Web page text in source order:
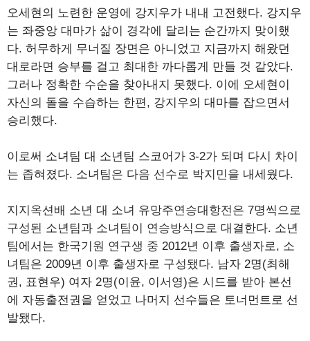
오세현의 노련한 운영에 강지우가 내내 고전했다. 강지우
는 좌중앙 대마가 삶이 경각에 달리는 순간까지 맞이했
다. 허무하게 무너질 장면은 아니었고 지금까지 해왔던
대로라면 승부를 걸고 최대한 까다롭게 만들 것 같았다.
그러나 정확한 수순을 찾아내지 못했다. 이에 오세현이
자신의 돌을 수습하는 한편, 강지우의 대마를 잡으면서
승리했다.
이로써 소녀팀 대 소년팀 스코어가 3-2가 되며 다시 차이
는 좁혀졌다. 소녀팀은 다음 선수로 박지민을 내세웠다.
지지옥션배 소년 대 소녀 유망주연승대항전은 7명씩으로
구성된 소년팀과 소녀팀이 연승방식으로 대결한다. 소년
팀에서는 한국기원 연구생 중 2012년 이후 출생자로, 소
녀팀은 2009년 이후 출생자로 구성됐다. 남자 2명(최해
권, 표현우) 여자 2명(이윤, 이서영)은 시드를 받아 본선
에 자동출전권을 얻었고 나머지 선수들은 토너먼트로 선
발됐다.